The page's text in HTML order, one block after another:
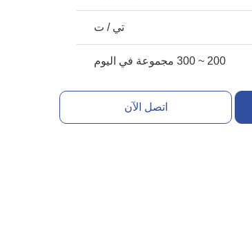
تي / ت
200 ~ 300 مجموعة في اليوم
اتصل الآن